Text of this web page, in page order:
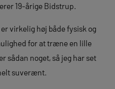
19-årige Bidstrup.
virkelig høj både fysisk og
for at træne en lille
sådan noget, så jeg har set
suverænt.